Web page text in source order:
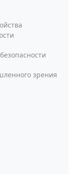
зрения